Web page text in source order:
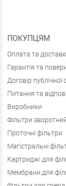
ПОКУПЦЯМ
Оплата та
Гарантія та
Договір публічної
Питання та
Виробники
Фільтри
Проточні фільтри
Магістральні
Картриджі для
Мембрани для